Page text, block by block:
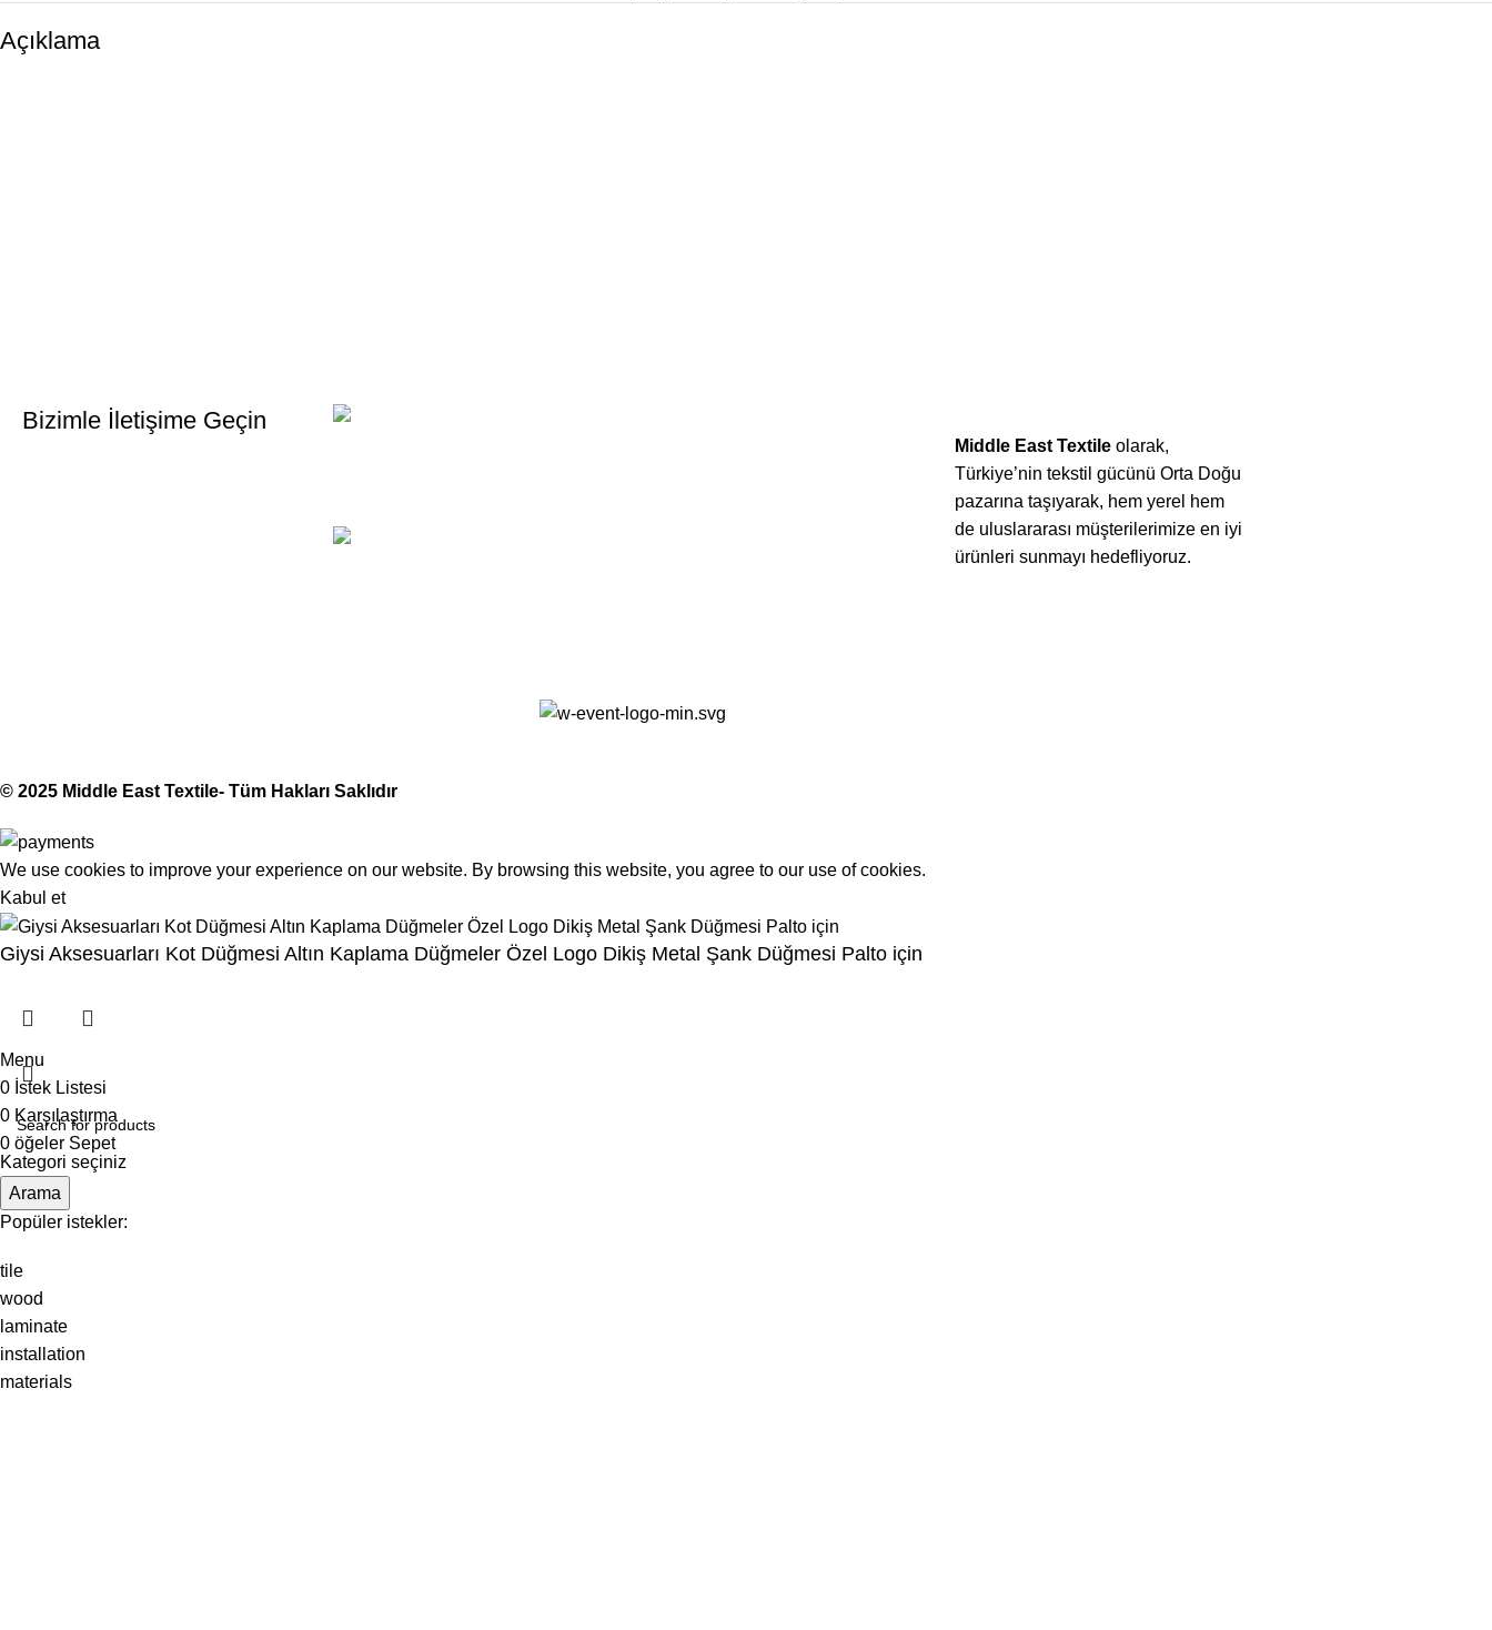
Açıklama
Bizimle İletişime Geçin
Middle East Textile olarak,
Türkiye’nin tekstil gücünü Orta Doğu
pazarına taşıyarak, hem yerel hem
de uluslararası müşterilerimize en iyi
ürünleri sunmayı hedefliyoruz.
© 2025 Middle East Textile- Tüm Hakları Saklıdır
We use cookies to improve your experience on our website. By browsing this website, you agree to our use of cookies.
Kabul et
Giysi Aksesuarları Kot Düğmesi Altın Kaplama Düğmeler Özel Logo Dikiş Metal Şank Düğmesi Palto için
Kategori seçiniz
Arama
Popüler istekler:
tile
wood
laminate
installation
materials
Menu
0 İstek Listesi
0 Karşılaştırma
0 öğeler Sepet